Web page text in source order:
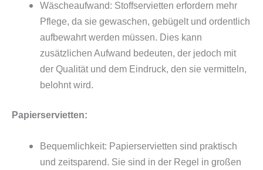
Wäscheaufwand: Stoffservietten erfordern mehr
Pflege, da sie gewaschen, gebügelt und ordentlich
aufbewahrt werden müssen. Dies kann
zusätzlichen Aufwand bedeuten, der jedoch mit
der Qualität und dem Eindruck, den sie vermitteln,
belohnt wird.
Papierservietten:
Bequemlichkeit: Papierservietten sind praktisch
und zeitsparend. Sie sind in der Regel in großen